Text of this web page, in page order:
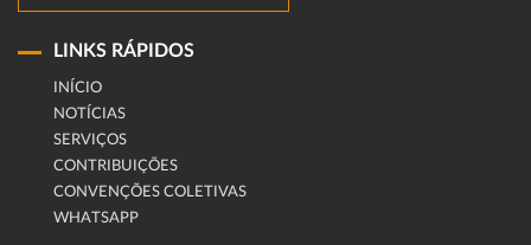
LINKS RÁPIDOS
INÍCIO
NOTÍCIAS
SERVIÇOS
CONTRIBUIÇÕES
CONVENÇÕES COLETIVAS
WHATSAPP